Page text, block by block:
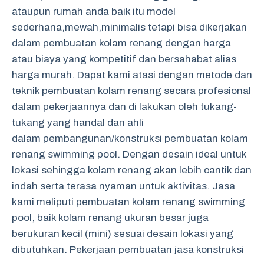
ataupun rumah anda baik itu model
sederhana,mewah,minimalis tetapi bisa dikerjakan
dalam pembuatan kolam renang dengan harga
atau biaya yang kompetitif dan bersahabat alias
harga murah. Dapat kami atasi dengan metode dan
teknik pembuatan kolam renang secara profesional
dalam pekerjaannya dan di lakukan oleh tukang-
tukang yang handal dan ahli
dalam pembangunan/konstruksi pembuatan kolam
renang swimming pool. Dengan desain ideal untuk
lokasi sehingga kolam renang akan lebih cantik dan
indah serta terasa nyaman untuk aktivitas. Jasa
kami meliputi pembuatan kolam renang swimming
pool, baik kolam renang ukuran besar juga
berukuran kecil (mini) sesuai desain lokasi yang
dibutuhkan. Pekerjaan pembuatan jasa konstruksi